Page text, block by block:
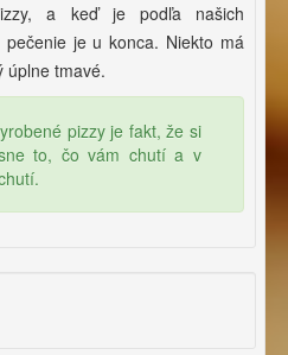
a keď je podľa našich
pečenie je u konca. Niekto má
úplne tmavé.
pizzy je fakt, že si
to, čo vám chutí a v